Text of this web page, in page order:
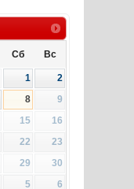
Сб Вс
1
2
8
9
15
16
22
23
29
30
5 6